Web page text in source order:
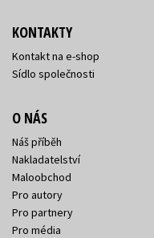
KONTAKTY
Kontakt na e-shop
Sídlo společnosti
O NÁS
Náš příběh
Nakladatelství
Maloobchod
Pro autory
Pro partnery
Pro média